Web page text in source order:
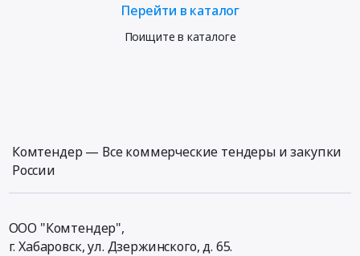
Перейти в каталог
Поищите в каталоге
Комтендер — Все коммерческие тендеры и закупки
России
ООО "Комтендер",
г. Хабаровск,ул. Дзержинского, д. 65.